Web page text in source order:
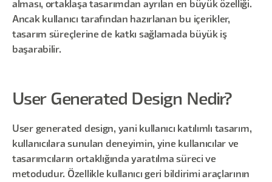
alması, ortaklaşa tasarımdan ayrılan en büyük özelliği.
Ancak kullanıcı tarafından hazırlanan bu içerikler,
tasarım süreçlerine de katkı sağlamada büyük iş
başarabilir.
User Generated Design Nedir?
User generated design, yani kullanıcı katılımlı tasarım,
kullanıcılara sunulan deneyimin, yine kullanıcılar ve
tasarımcıların ortaklığında yaratılma süreci ve
metodudur. Özellikle kullanıcı geri bildirimi araçlarının